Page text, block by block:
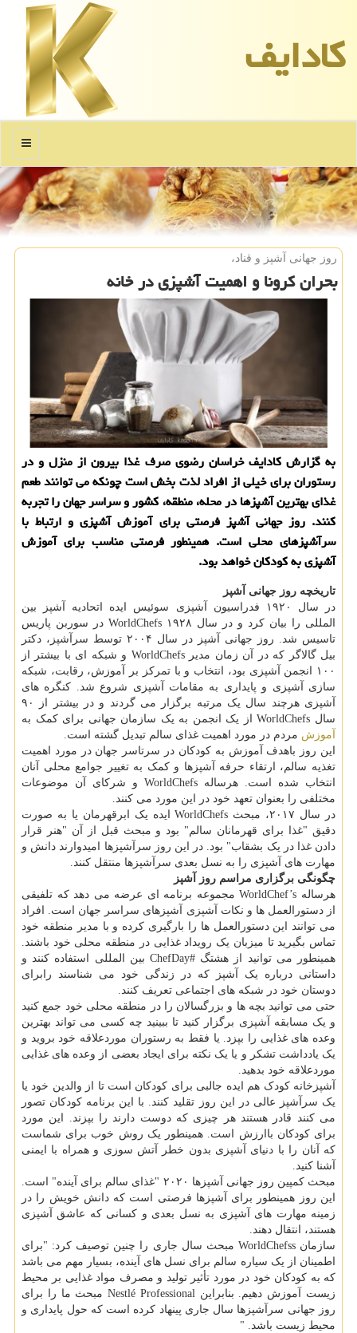
كادایف
منو
روز جهانی آشپز و قناد،
بحران كرونا و اهمیت آشپزی در خانه
به گزارش كادایف خراسان رضوی صرف غذا بیرون از منزل و در
رستوران برای خیلی از افراد لذت بخش است چونكه می توانند طعم
غذای بهترین آشپزها در محله، منطقه، كشور و سراسر جهان را تجربه
كنند. روز جهانی آشپز فرصتی برای آموزش آشپزی و ارتباط با
سرآشپزهای محلی است. همینطور فرصتی مناسب برای آموزش
آشپزی به كودكان خواهد بود.
تاریخچه روز جهانی آشپز
در سال ۱۹۲۰ فدراسیون آشپزی سوئیس ایده اتحادیه آشپز بین
المللی را بیان کرد و در سال ۱۹۲۸ WorldChefs در سوربن پاریس
تاسیس شد. روز جهانی آشپز در سال ۲۰۰۴ توسط سرآشپز، دکتر
بیل گالاگر که در آن زمان مدیر WorldChefs و شبکه ای با بیشتر از
۱۰۰ انجمن آشپزی بود، انتخاب و با تمرکز بر آموزش، رقابت، شبکه
سازی آشپزی و پایداری به مقامات آشپزی شروع شد. کنگره های
آشپزی هرچند سال یک مرتبه برگزار می گردند و در بیشتر از ۹۰
سال WorldChefs از یک انجمن به یک سازمان جهانی برای کمک به
آموزش مردم در مورد اهمیت غذای سالم تبدیل گشته است.
این روز باهدف آموزش به کودکان در سرتاسر جهان در مورد اهمیت
تغذیه سالم، ارتقاء حرفه آشپزها و کمک به تغییر جوامع محلی آنان
انتخاب شده است. هرساله WorldChefs و شرکای آن موضوعات
مختلفی را بعنوان تعهد خود در این مورد می کنند.
در سال ۲۰۱۷، مبحث WorldChefs ایده یک ابرقهرمان یا به صورت
دقیق "غذا برای قهرمانان سالم" بود و مبحث قبل از آن "هنر قرار
دادن غذا در یک بشقاب" بود. در این روز سرآشپزها امیدوارند دانش و
مهارت های آشپزی را به نسل بعدی سرآشپزها منتقل کنند.
چگونگی برگزاری مراسم روز آشپز
هرساله WorldChef’s مجموعه برنامه ای عرضه می دهد که تلفیقی
از دستورالعمل ها و نکات آشپزی آشپزهای سراسر جهان است. افراد
می توانند این دستورالعمل ها را بارگیری کرده و با مدیر منطقه خود
تماس بگیرید تا میزبان یک رویداد غذایی در منطقه محلی خود باشند.
همینطور می توانید از هشتگ #ChefDay بین المللی استفاده کنند و
داستانی درباره یک آشپز که در زندگی خود می شناسند رابرای
دوستان خود در شبکه های اجتماعی تعریف کنند.
حتی می توانید بچه ها و بزرگسالان را در منطقه محلی خود جمع کنید
و یک مسابقه آشپزی برگزار کنید تا ببینید چه کسی می تواند بهترین
وعده های غذایی را بپزد. یا فقط به رستوران موردعلاقه خود بروید و
یک یادداشت تشکر و یا یک نکته برای ایجاد بعضی از وعده های غذایی
موردعلاقه خود بدهید.
آشپزخانه کودک هم ایده جالبی برای کودکان است تا از والدین خود یا
یک سرآشپز عالی در این روز تقلید کنند. با این برنامه کودکان تصور
می کنند قادر هستند هر چیزی که دوست دارند را بپزند. این مورد
برای کودکان باارزش است. همینطور یک روش خوب برای شماست
که آنان را با دنیای آشپزی بدون خطر آتش سوزی و همراه با ایمنی
آشنا کنید.
مبحث کمپین روز جهانی آشپزها ۲۰۲۰ "غذای سالم برای آینده" است.
این روز همینطور برای آشپزها فرصتی است که دانش خویش را در
زمینه مهارت های آشپزی به نسل بعدی و کسانی که عاشق آشپزی
هستند، انتقال دهند.
سازمان WorldChefss مبحث سال جاری را چنین توصیف کرد: "برای
اطمینان از یک سیاره سالم برای نسل های آینده، بسیار مهم می باشد
که به کودکان خود در مورد تأثیر تولید و مصرف مواد غذایی بر محیط
زیست آموزش دهیم. بنابراین Nestlé Professional مبحث ما را برای
روز جهانی سرآشپزها سال جاری پینهاد کرده است که حول پایداری و
محیط زیست باشد. "